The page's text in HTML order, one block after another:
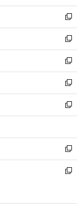
開
く
ウ
で
開
く
ン
ド
ウ
で
開
く
ウ
ィ
ン
ド
ウ
で
開
く
新
し
い
ウ
ィ
ン
ド
ウ
で
開
新
し
い
ウ
ィ
ン
ド
ウ
開
く
新
し
い
ウ
ィ
ン
ウ
で
開
く
新
し
い
ウ
ン
ド
ウ
で
新
し
ウ
ィ
ン
ド
開
新
し
い
ン
新
ウ